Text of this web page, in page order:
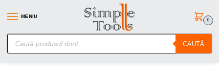
MENIU
CAUTĂ
0
SimpleTools.ro – Gasesti orice – Comanzi simplu
Prima pagină
Scule electrice Fierastraie pendulare/sabie si circulare